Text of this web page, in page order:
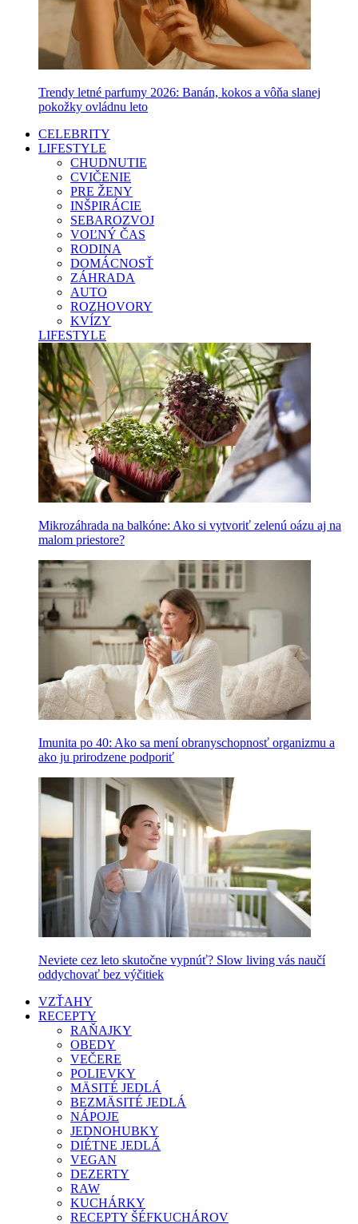
Trendy letné parfumy 2026: Banán, kokos a vôňa slanej
pokožky ovládnu leto
CELEBRITY
LIFESTYLE
CHUDNUTIE
CVIČENIE
PRE ŽENY
INŠPIRÁCIE
SEBAROZVOJ
VOĽNÝ ČAS
RODINA
DOMÁCNOSŤ
ZÁHRADA
AUTO
ROZHOVORY
KVÍZY
LIFESTYLE
Mikrozáhrada na balkóne: Ako si vytvoriť zelenú oázu aj na
malom priestore?
Imunita po 40: Ako sa mení obranyschopnosť organizmu a
ako ju prirodzene podporiť
Neviete cez leto skutočne vypnúť? Slow living vás naučí
oddychovať bez výčitiek
VZŤAHY
RECEPTY
RAŇAJKY
OBEDY
VEČERE
POLIEVKY
MÄSITÉ JEDLÁ
BEZMÄSITÉ JEDLÁ
NÁPOJE
JEDNOHUBKY
DIÉTNE JEDLÁ
VEGAN
DEZERTY
RAW
KUCHÁRKY
RECEPTY ŠÉFKUCHÁROV